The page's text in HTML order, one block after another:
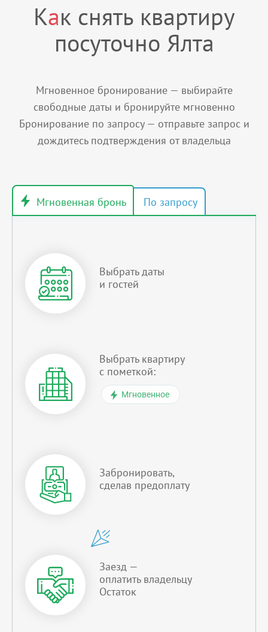
Как снять квартиру
посуточно Ялта
Мгновенное бронирование — выбирайте
свободные даты и бронируйте мгновенно
Бронирование по запросу — отправьте запрос и
дождитесь подтверждения от владельца
Выбрать даты
и гостей
Выбрать квартиру
с пометкой:
Мгновенное
Забронировать,
сделав предоплату
Заезд —
оплатить владельцу
Остаток